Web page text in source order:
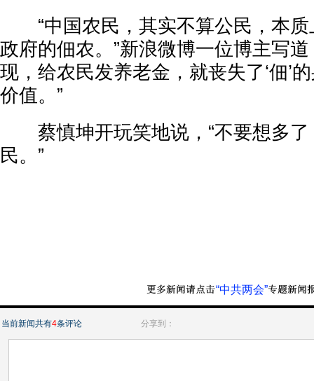
“中国农民，其实不算公民，本质
政府的佃农。”新浪微博一位博主写
现，给农民发养老金，就丧失了‘佃’
价值。”
蔡慎坤开玩笑地说，“不要想多了
民。”
“中共两会”
当前新闻共有4条评论 分享到：